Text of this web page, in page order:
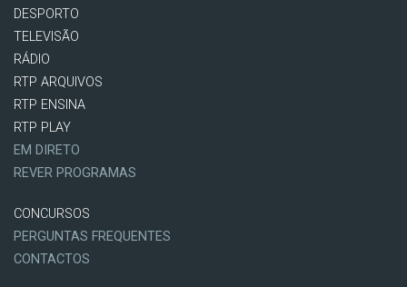
DESPORTO
TELEVISÃO
RÁDIO
RTP ARQUIVOS
RTP ENSINA
RTP PLAY
EM DIRETO
REVER PROGRAMAS
CONCURSOS
PERGUNTAS FREQUENTES
CONTACTOS